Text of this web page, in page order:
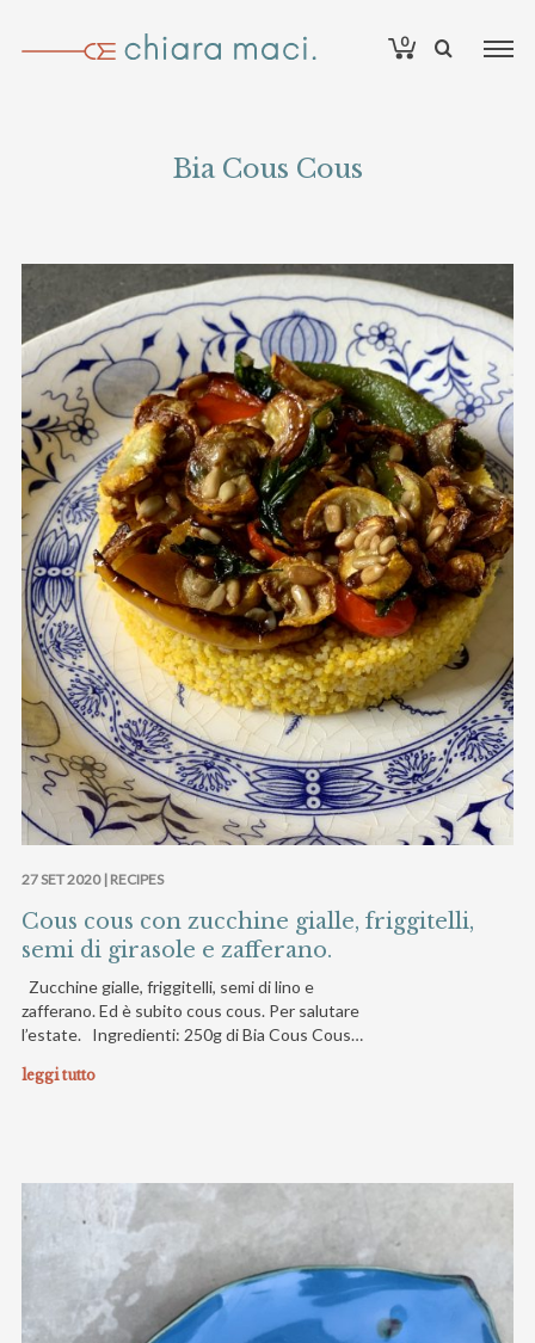
0
Bia Cous Cous
27 SET 2020 | RECIPES
Cous cous con zucchine gialle, friggitelli,
semi di girasole e zafferano.
Zucchine gialle, friggitelli, semi di lino e
zafferano. Ed è subito cous cous. Per salutare
l’estate. Ingredienti: 250g di Bia Cous Cous…
leggi tutto